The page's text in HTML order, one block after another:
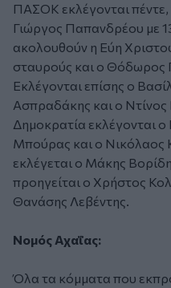
ΠΑΣΟΚ εκλέγονται πέντε,
Γιώργος Παπανδρέου με
ακολουθούν η Εύη
σταυρούς και ο Θόδωρος
Εκλέγονται επίσης ο
Ασπραδάκης και ο
Δημοκρατία εκλέγονται
Μπούρας και ο
εκλέγεται ο Μάκης
προηγείται ο Χρήστος
Θανάσης Λεβέντης.
Νομός Αχαΐας:
Όλα τα κόμματα που